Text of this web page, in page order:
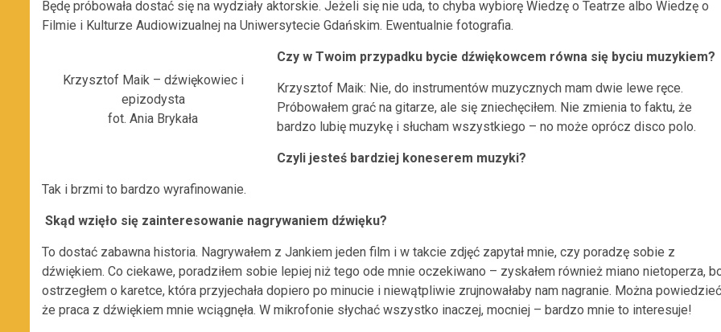
Będę próbowała dostać się na wydziały aktorskie. Jeżeli się nie uda, to chyba wybiorę Wiedzę o Teatrze albo Wiedzę o
Filmie i Kulturze Audiowizualnej na Uniwersytecie Gdańskim. Ewentualnie fotografia.
Krzysztof Maik – dźwiękowiec i
epizodysta
fot. Ania Brykała
Czy w Twoim przypadku bycie dźwiękowcem równa się byciu muzykiem?
Krzysztof Maik: Nie, do instrumentów muzycznych mam dwie lewe ręce.
Próbowałem grać na gitarze, ale się zniechęciłem. Nie zmienia to faktu, że
bardzo lubię muzykę i słucham wszystkiego – no może oprócz disco polo.
Czyli jesteś bardziej koneserem muzyki?
Tak i brzmi to bardzo wyrafinowanie.
Skąd wzięło się zainteresowanie nagrywaniem dźwięku?
To dostać zabawna historia. Nagrywałem z Jankiem jeden film i w takcie zdjęć zapytał mnie, czy poradzę sobie z
dźwiękiem. Co ciekawe, poradziłem sobie lepiej niż tego ode mnie oczekiwano – zyskałem również miano nietoperza,
ostrzegłem o karetce, która przyjechała dopiero po minucie i niewątpliwie zrujnowałaby nam nagranie. Można
że praca z dźwiękiem mnie wciągnęła. W mikrofonie słychać wszystko inaczej, mocniej – bardzo mnie to interesuje!